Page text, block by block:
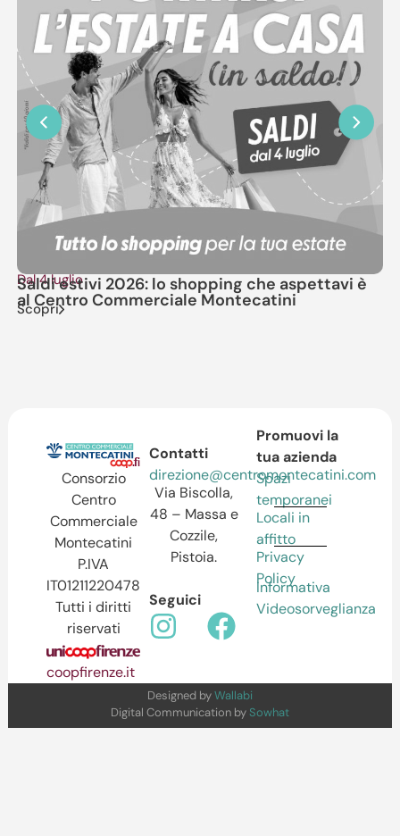
Dal 4 luglio
Saldi estivi 2026: lo shopping che aspettavi è
al Centro Commerciale Montecatini
Scopri
Consorzio
Centro
Commerciale
Montecatini
P.IVA
IT01211220478
Tutti i diritti
riservati
coopfirenze.it
Contatti
direzione@centromontecatini.com
Via Biscolla,
48 – Massa e
Cozzile,
Pistoia.
Seguici
Promuovi la
tua azienda
Spazi
temporanei
Locali in
affitto
Privacy
Policy
Informativa
Videosorveglianza
Designed byWallabi
Digital Communication by Sowhat